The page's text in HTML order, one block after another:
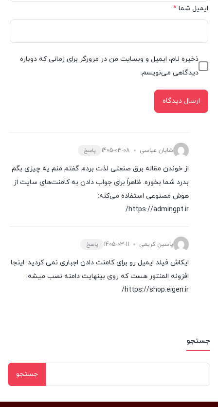
جستجو
برای:
ایمیل شما *
ذخیره نام، ایمیل و وبسایت من در مرورگر برای زمانی که دوباره
دیدگاهی می‌نویسم.
شایان عباسی 1405-03-08 پاسخ
از خوندن مقاله برق صنعتی لذت بردم گفتم منم یه چیزی بگم
بدرد شما بخوره. ظاهراً برای جواب دادن به کامنت‌های سایت از
هوش مصنوعی استفاده می‌کنه:
https://admingpt.ir/
یاسین کریمی 1405-03-11 پاسخ
ایکاش فیلد ایمیل رو برای کامنت دادن اجباری نمی کردید. اینجا
افزونه المنتور هست که روی بینهایت دامنه نصب میشه:
https://shop.eigen.ir/